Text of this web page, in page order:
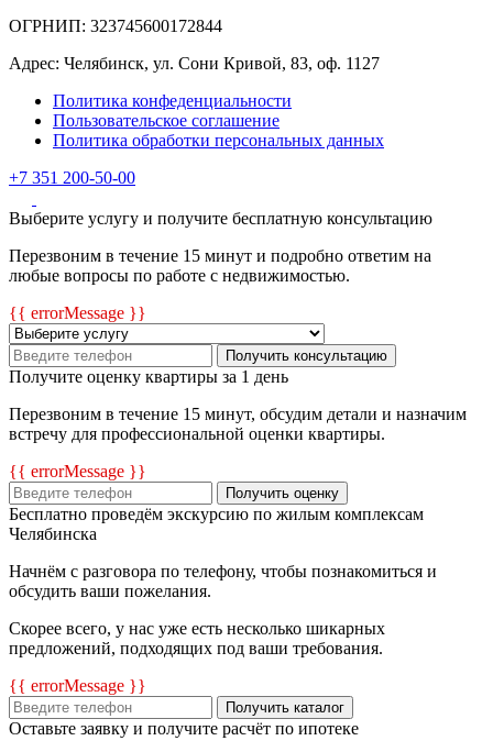
ОГРНИП: 323745600172844
Адрес: Челябинск, ул. Сони Кривой, 83, оф. 1127
Политика конфеденциальности
Пользовательское соглашение
Политика обработки персональных данных
+7 351 200-50-00
Выберите услугу и получите бесплатную консультацию
Перезвоним в течение 15 минут и подробно ответим на
любые вопросы по работе с недвижимостью.
{{ errorMessage }}
Получить консультацию
Получите оценку квартиры за 1 день
Перезвоним в течение 15 минут, обсудим детали и назначим
встречу для профессиональной оценки квартиры.
{{ errorMessage }}
Получить оценку
Бесплатно проведём экскурсию по жилым комплексам
Челябинска
Начнём с разговора по телефону, чтобы познакомиться и
обсудить ваши пожелания.
Скорее всего, у нас уже есть несколько шикарных
предложений, подходящих под ваши требования.
{{ errorMessage }}
Получить каталог
Оставьте заявку и получите расчёт по ипотеке